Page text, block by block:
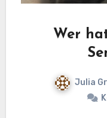
Wer
Julia